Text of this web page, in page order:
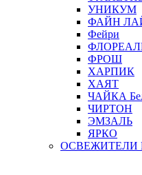
УНИКУМ
ФАЙН
Фейри
ФРОШ
ХАРПИК
ХАЯТ
ЧАЙКА
ЧИРТОН
ЭМЗАЛЬ
ЯРКО
ОСВЕЖИТЕЛИ